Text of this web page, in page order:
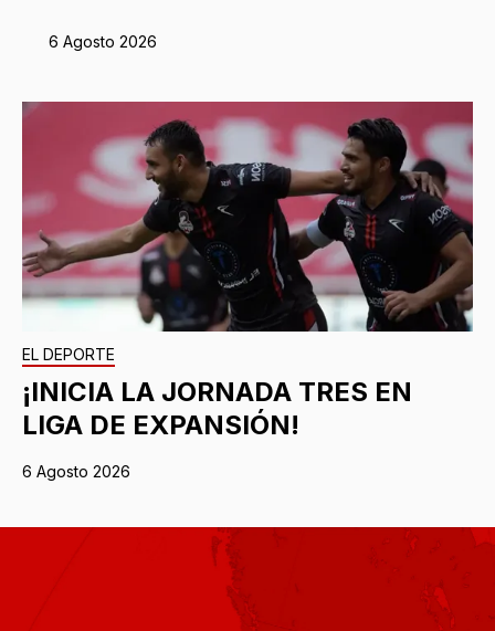
6 Agosto 2026
EL DEPORTE
¡INICIA LA JORNADA TRES EN
LIGA DE EXPANSIÓN!
6 Agosto 2026